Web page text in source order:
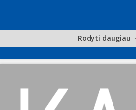
Rodyti daugiau